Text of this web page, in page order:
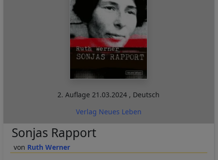
2. Auflage21.03.2024 , Deutsch
Verlag Neues Leben
Ruth Werner
Sonjas Rapport